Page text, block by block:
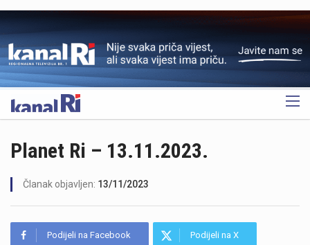
OGLAS
Planet Ri – 13.11.2023.
Članak objavljen: 13/11/2023
Podijeli na Facebook Podijeli na X